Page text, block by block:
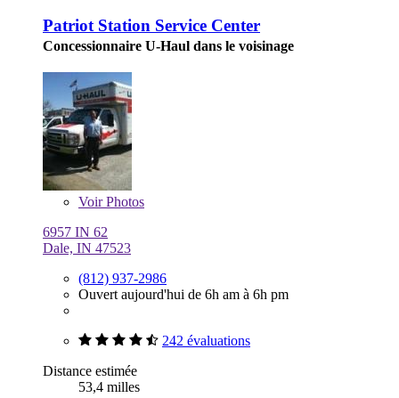
Patriot Station Service Center
Concessionnaire U-Haul dans le voisinage
VoirPhotos
6957 IN 62
Dale, IN 47523
(812) 937-2986
Ouvert aujourd'hui de 6h am à 6h pm
242 évaluations
Distance estimée
53,4 milles